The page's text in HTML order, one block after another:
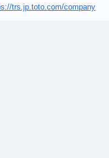
trs.jp.toto.com/company